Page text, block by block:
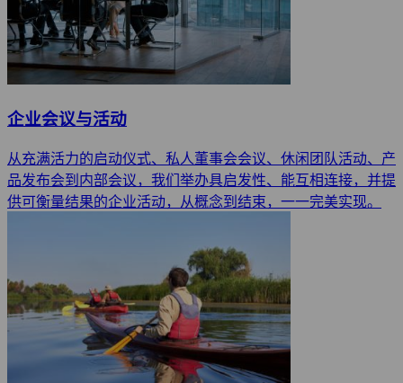
企业会议与活动
从充满活力的启动仪式、私人董事会会议、休闲团队活动、产
品发布会到内部会议，我们举办具启发性、能互相连接，并提
供可衡量结果的企业活动，从概念到结束，一一完美实现。